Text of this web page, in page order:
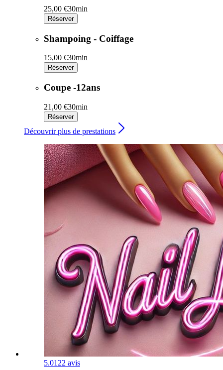
25,00 €30min
Réserver
Shampoing - Coiffage
15,00 €30min
Réserver
Coupe -12ans
21,00 €30min
Réserver
Découvrir plus de prestations
5.0122 avis